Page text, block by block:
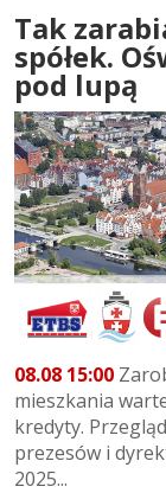
Tak
spółek.
pod lupą
08.08 15:00
mieszkania
kredyty.
prezesów i
2025...